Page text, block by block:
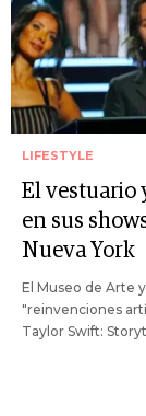
LIFESTYLE
El vestuario
en sus
Nueva York
El Museo de Arte
"reinvenciones
Taylor Swift: